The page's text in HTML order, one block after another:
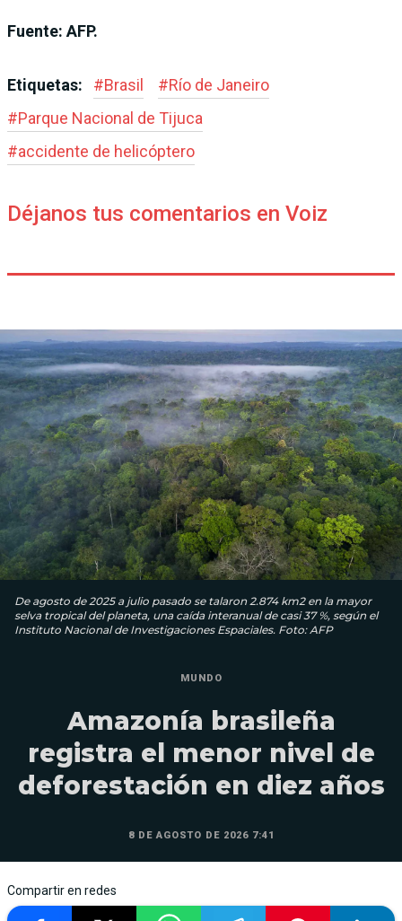
Fuente: AFP.
Etiquetas: #Brasil #Río de Janeiro
#Parque Nacional de Tijuca
#accidente de helicóptero
Déjanos tus comentarios en Voiz
De agosto de 2025 a julio pasado se talaron 2.874 km2 en la mayor
selva tropical del planeta, una caída interanual de casi 37 %, según el
Instituto Nacional de Investigaciones Espaciales. Foto: AFP
MUNDO
Amazonía brasileña
registra el menor nivel de
deforestación en diez años
8 DE AGOSTO DE 2026 7:41
Compartir en redes